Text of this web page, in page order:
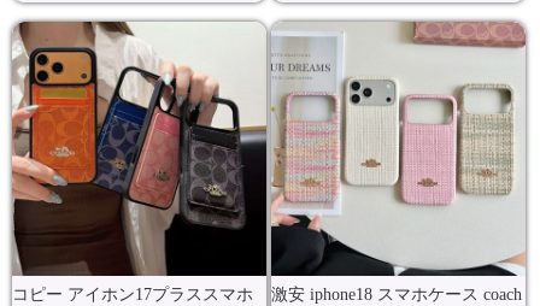
コピー アイホン17プラススマホ
激安 iphone18 スマホケース coach